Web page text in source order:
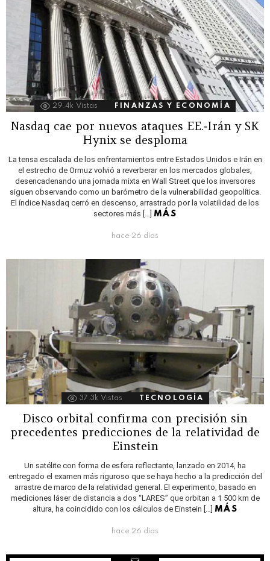
29.4k Vistas FINANZAS Y ECONOMÍA
Nasdaq cae por nuevos ataques EE.‑Irán y SK
Hynix se desploma
La tensa escalada de los enfrentamientos entre Estados Unidos e Irán en
el estrecho de Ormuz volvió a reverberar en los mercados globales,
desencadenando una jornada mixta en Wall Street que los inversores
siguen observando como un barómetro de la vulnerabilidad geopolítica.
El índice Nasdaq cerró en descenso, arrastrado por la volatilidad de los
sectores más […] MÁS
hace 26 días
37.3k Vistas TECNOLOGÍA
Disco orbital confirma con precisión sin
precedentes predicciones de la relatividad de
Einstein
Un satélite con forma de esfera reflectante, lanzado en 2014, ha
entregado el examen más riguroso que se haya hecho a la predicción del
arrastre de marco de la relatividad general. El experimento, basado en
mediciones láser de distancia a dos “LARES” que orbitan a 1 500 km de
altura, ha coincidido con los cálculos de Einstein […] MÁS
hace 26 días